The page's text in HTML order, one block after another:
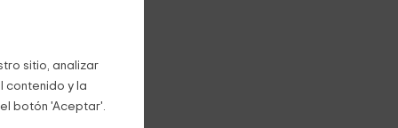
sitio, analizar
contenido y la
botón 'Aceptar'.